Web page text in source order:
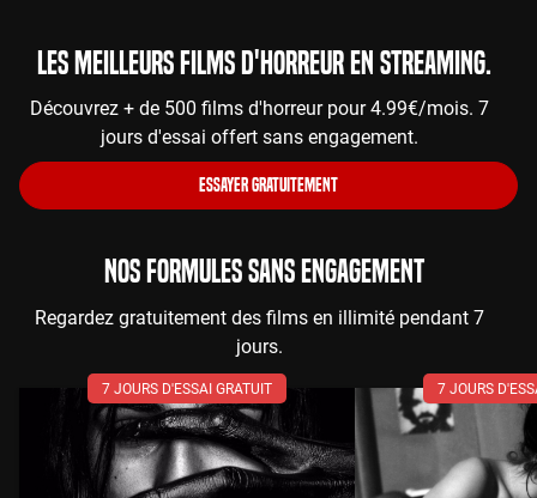
Les meilleurs films d'horreur en streaming.
Découvrez + de 500 films d'horreur pour 4.99€/mois. 7
jours d'essai offert sans engagement.
ESSAYER GRATUITEMENT
NOS FORMULES SANS ENGAGEMENT
Regardez gratuitement des films en illimité pendant 7
jours.
7 JOURS D'ESSAI GRATUIT 7 JOURS